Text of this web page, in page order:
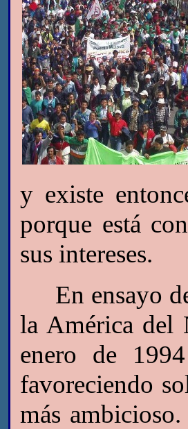
y existe
porque está
sus intereses.
En ensayo
la América del
enero de
favoreciendo
más